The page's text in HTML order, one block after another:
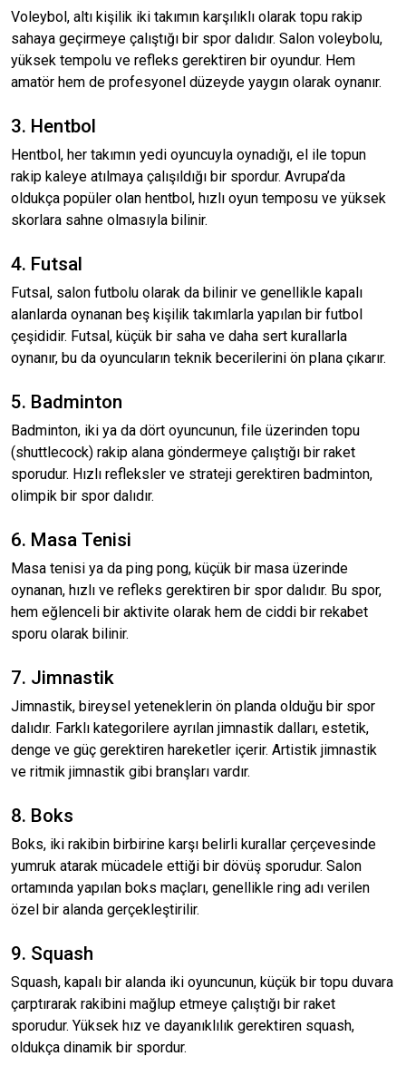
Voleybol, altı kişilik iki takımın karşılıklı olarak topu rakip
sahaya geçirmeye çalıştığı bir spor dalıdır. Salon voleybolu,
yüksek tempolu ve refleks gerektiren bir oyundur. Hem
amatör hem de profesyonel düzeyde yaygın olarak oynanır.
3. Hentbol
Hentbol, her takımın yedi oyuncuyla oynadığı, el ile topun
rakip kaleye atılmaya çalışıldığı bir spordur. Avrupa’da
oldukça popüler olan hentbol, hızlı oyun temposu ve yüksek
skorlara sahne olmasıyla bilinir.
4. Futsal
Futsal, salon futbolu olarak da bilinir ve genellikle kapalı
alanlarda oynanan beş kişilik takımlarla yapılan bir futbol
çeşididir. Futsal, küçük bir saha ve daha sert kurallarla
oynanır, bu da oyuncuların teknik becerilerini ön plana çıkarır.
5. Badminton
Badminton, iki ya da dört oyuncunun, file üzerinden topu
(shuttlecock) rakip alana göndermeye çalıştığı bir raket
sporudur. Hızlı refleksler ve strateji gerektiren badminton,
olimpik bir spor dalıdır.
6. Masa Tenisi
Masa tenisi ya da ping pong, küçük bir masa üzerinde
oynanan, hızlı ve refleks gerektiren bir spor dalıdır. Bu spor,
hem eğlenceli bir aktivite olarak hem de ciddi bir rekabet
sporu olarak bilinir.
7. Jimnastik
Jimnastik, bireysel yeteneklerin ön planda olduğu bir spor
dalıdır. Farklı kategorilere ayrılan jimnastik dalları, estetik,
denge ve güç gerektiren hareketler içerir. Artistik jimnastik
ve ritmik jimnastik gibi branşları vardır.
8. Boks
Boks, iki rakibin birbirine karşı belirli kurallar çerçevesinde
yumruk atarak mücadele ettiği bir dövüş sporudur. Salon
ortamında yapılan boks maçları, genellikle ring adı verilen
özel bir alanda gerçekleştirilir.
9. Squash
Squash, kapalı bir alanda iki oyuncunun, küçük bir topu duvara
çarptırarak rakibini mağlup etmeye çalıştığı bir raket
sporudur. Yüksek hız ve dayanıklılık gerektiren squash,
oldukça dinamik bir spordur.